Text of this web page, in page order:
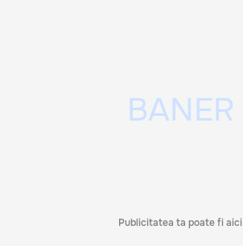
Publicitatea ta poate fi aici